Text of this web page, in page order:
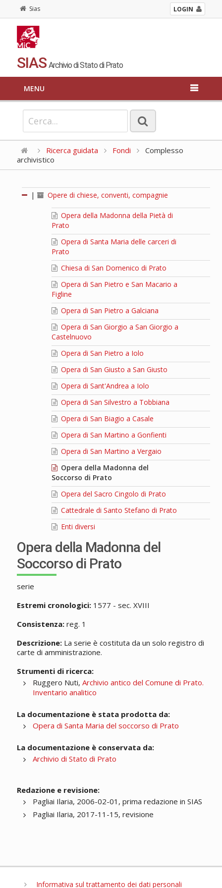
Sias LOGIN
SIAS Archivio di Stato di Prato
MENU
Ricerca guidata Fondi
Complesso
archivistico
| Opere di chiese, conventi, compagnie
Opera della Madonna della Pietà di
Prato
Opera di Santa Maria delle carceri di
Prato
Chiesa di San Domenico di Prato
Opera di San Pietro e San Macario a
Figline
Opera di San Pietro a Galciana
Opera di San Giorgio a San Giorgio a
Castelnuovo
Opera di San Pietro a Iolo
Opera di San Giusto a San Giusto
Opera di Sant'Andrea a Iolo
Opera di San Silvestro a Tobbiana
Opera di San Biagio a Casale
Opera di San Martino a Gonfienti
Opera di San Martino a Vergaio
Opera della Madonna del
Soccorso di Prato
Opera del Sacro Cingolo di Prato
Cattedrale di Santo Stefano di Prato
Enti diversi
Opera della Madonna del
Soccorso di Prato
serie
Estremi cronologici:1577 - sec. XVIII
Consistenza:reg. 1
Descrizione:La serie è costituta da un solo registro di
carte di amministrazione.
Strumenti di ricerca:
Ruggero Nuti, Archivio antico del Comune di Prato.
Inventario analitico
La documentazione è stata prodotta da:
Opera di Santa Maria del soccorso di Prato
La documentazione è conservata da:
Archivio di Stato di Prato
Redazione e revisione:
Pagliai Ilaria, 2006-02-01, prima redazione in SIAS
Pagliai Ilaria, 2017-11-15, revisione
Informativa sul trattamento dei dati personali